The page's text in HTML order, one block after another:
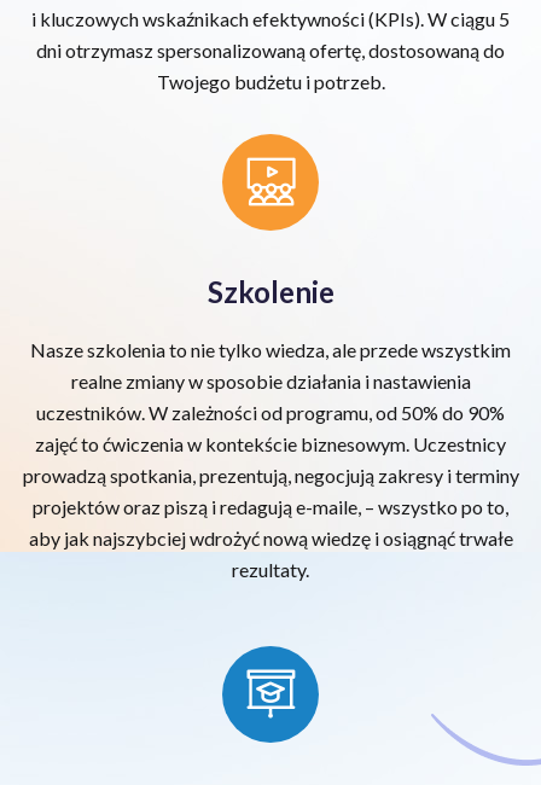
i kluczowych wskaźnikach efektywności (KPIs). W ciągu 5
dni otrzymasz spersonalizowaną ofertę, dostosowaną do
Twojego budżetu i potrzeb.
Szkolenie
Nasze szkolenia to nie tylko wiedza, ale przede wszystkim
realne zmiany w sposobie działania i nastawienia
uczestników. W zależności od programu, od 50% do 90%
zajęć to ćwiczenia w kontekście biznesowym. Uczestnicy
prowadzą spotkania, prezentują, negocjują zakresy i terminy
projektów oraz piszą i redagują e-maile, – wszystko po to,
aby jak najszybciej wdrożyć nową wiedzę i osiągnąć trwałe
rezultaty.